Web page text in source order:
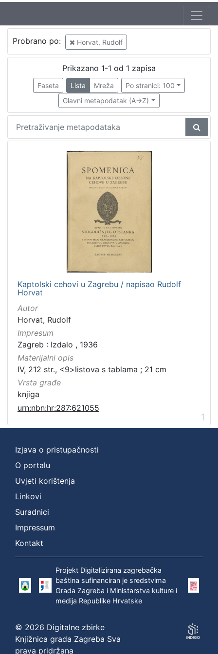
Probrano po: Horvat, Rudolf
Prikazano 1-1 od 1 zapisa
Faseta Lista Mreža
Po stranici: 100
Glavni metapodatak (A->Z)
Kaptolski cehovi u Zagrebu / napisao Rudolf
Horvat
Autor
Horvat, Rudolf
Impresum
Zagreb : Izdalo , 1936
Materijalni opis
lV, 212 str., <9>listova s tablama ; 21 cm
Vrsta građe
knjiga
urn:nbn:hr:287:621055
1
Izjava o pristupačnosti
O portalu
Uvjeti korištenja
Linkovi
Suradnici
Impressum
Kontakt
Projekt Digitalizirana zagrebačka
baština sufinanciran je sredstvima
Grada Zagreba i Ministarstva kulture i
medija Republike Hrvatske
© 2026 Digitalne zbirke
Knjižnica grada Zagreba Sva
prava pridržana